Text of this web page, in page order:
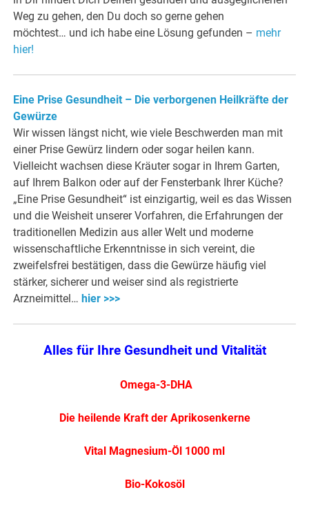
Weg zu gehen, den Du doch so gerne gehen
möchtest… und ich habe eine Lösung gefunden – mehr
hier!
Eine Prise Gesundheit – Die verborgenen Heilkräfte der
Gewürze
Wir wissen längst nicht, wie viele Beschwerden man mit
einer Prise Gewürz lindern oder sogar heilen kann.
Vielleicht wachsen diese Kräuter sogar in Ihrem Garten,
auf Ihrem Balkon oder auf der Fensterbank Ihrer Küche?
„Eine Prise Gesundheit“ ist einzigartig, weil es das Wissen
und die Weisheit unserer Vorfahren, die Erfahrungen der
traditionellen Medizin aus aller Welt und moderne
wissenschaftliche Erkenntnisse in sich vereint, die
zweifelsfrei bestätigen, dass die Gewürze häufig viel
stärker, sicherer und weiser sind als registrierte
Arzneimittel… hier >>>
Alles für Ihre Gesundheit und Vitalität
Omega-3-DHA
Die heilende Kraft der Aprikosenkerne
Vital Magnesium-Öl 1000 ml
Bio-Kokosöl